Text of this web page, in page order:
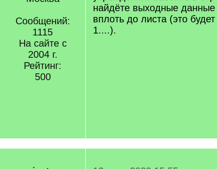
Сообщений:
1115
На сайте с
2004 г.
Рейтинг:
500
найдёте выходные
вплоть до листа (это
1....).